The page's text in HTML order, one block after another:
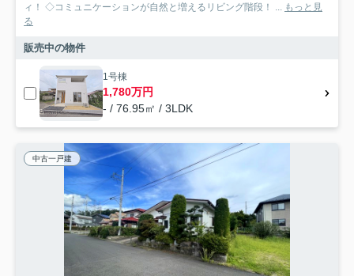
ィ！ ◇コミュニケーションが自然と増えるリビング階段！ ... もっと見
る
販売中の物件
1号棟
1,780万円
- / 76.95㎡ / 3LDK
中古一戸建